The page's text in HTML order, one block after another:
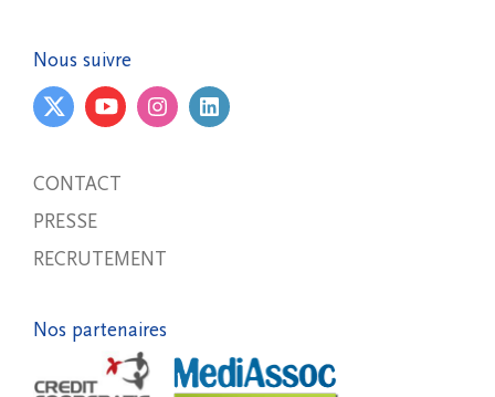
Nous suivre
CONTACT
PRESSE
RECRUTEMENT
Nos partenaires